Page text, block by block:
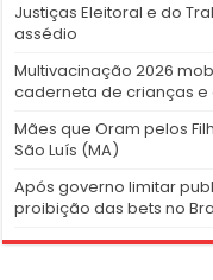
Justiças Eleitoral e do
assédio
Multivacinação 2026
caderneta de crianças
Mães que Oram pelos
São Luís (MA)
Após governo limitar
proibição das bets no